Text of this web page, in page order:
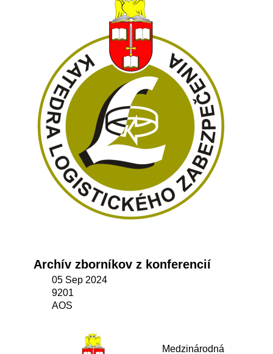
Archív zborníkov z konferencií
05 Sep 2024
9201
AOS
Medzinárodná